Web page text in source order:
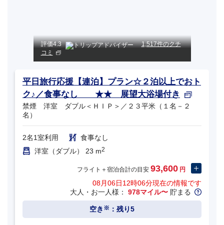
評価4.3
1,517件のクチ
コミ
平日旅行応援【連泊】プラン☆２泊以上でおト
ク♪／食事なし ★★ 展望大浴場付き
禁煙 洋室 ダブル＜ＨＩＰ＞／２３平米（１名－２
名）
2名1室利用
食事なし
洋室（ダブル） 23 m2
フライト＋宿泊合計の目安 93,600 円
08月06日12時06分現在の情報です
大人・お一人様： 978マイル〜 貯まる
空き ※ ：残り5